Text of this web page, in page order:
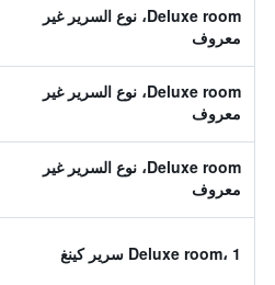
Deluxe room، نوع السرير غير
معروف
Deluxe room، نوع السرير غير
معروف
Deluxe room، نوع السرير غير
معروف
Deluxe room، 1 سرير كينغ